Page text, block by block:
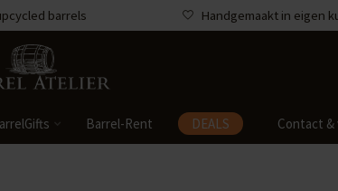
barrels Handgemaakt in eigen
Barrel-Rent DEALS Contact &